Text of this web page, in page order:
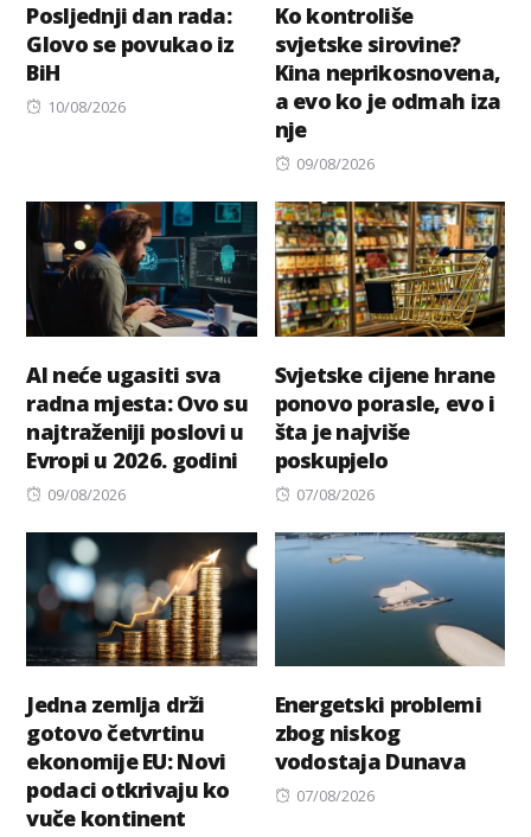
Posljednji dan rada:
Glovo se povukao iz
BiH
Posted
10/08/2026
Ko kontroliše
svjetske sirovine?
Kina neprikosnovena,
a evo ko je odmah iza
nje
Posted
09/08/2026
AI neće ugasiti sva
radna mjesta: Ovo su
najtraženiji poslovi u
Evropi u 2026. godini
Posted
09/08/2026
Svjetske cijene hrane
ponovo porasle, evo i
šta je najviše
poskupjelo
Posted
07/08/2026
Jedna zemlja drži
gotovo četvrtinu
ekonomije EU: Novi
podaci otkrivaju ko
vuče kontinent
Energetski problemi
zbog niskog
vodostaja Dunava
Posted
07/08/2026